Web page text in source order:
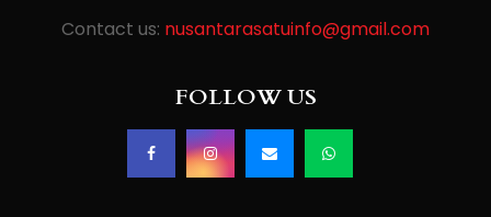
Contact us: nusantarasatuinfo@gmail.com
FOLLOW US